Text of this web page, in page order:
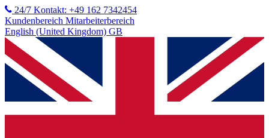
24/7 Kontakt: +49 162 7342454
Kundenbereich Mitarbeiterbereich
English (United Kingdom) GB